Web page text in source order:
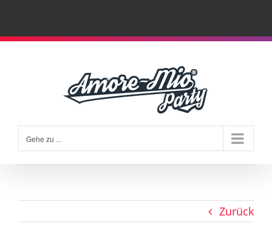
Zum
Gehe zu ...
Zurück